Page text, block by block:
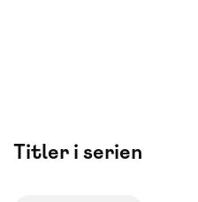
Titler i serien